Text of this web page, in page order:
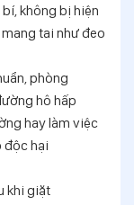
không bị hiện
tai như đeo
phòng
hô hấp
hay làm việc
độc hại
khi giặt